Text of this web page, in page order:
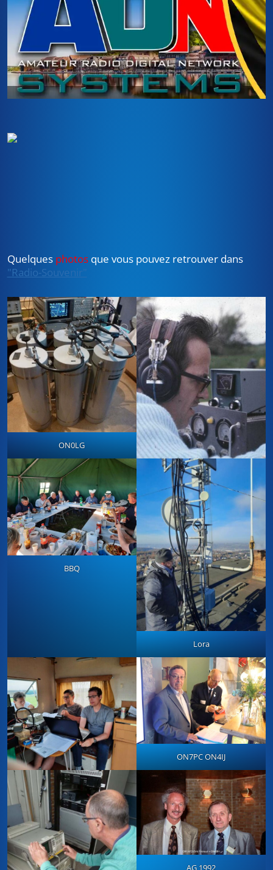
Quelques photosque vous pouvez retrouver dans
"Radio-Souvenir"
ON0LG
BBQ
Lora
ON7PC ON4IJ
AG 1992